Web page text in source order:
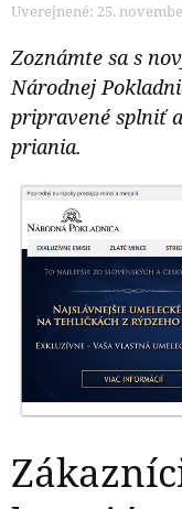
Uverejnené: 25.
Zoznámte sa s
Národnej
pripravené splniť
priania.